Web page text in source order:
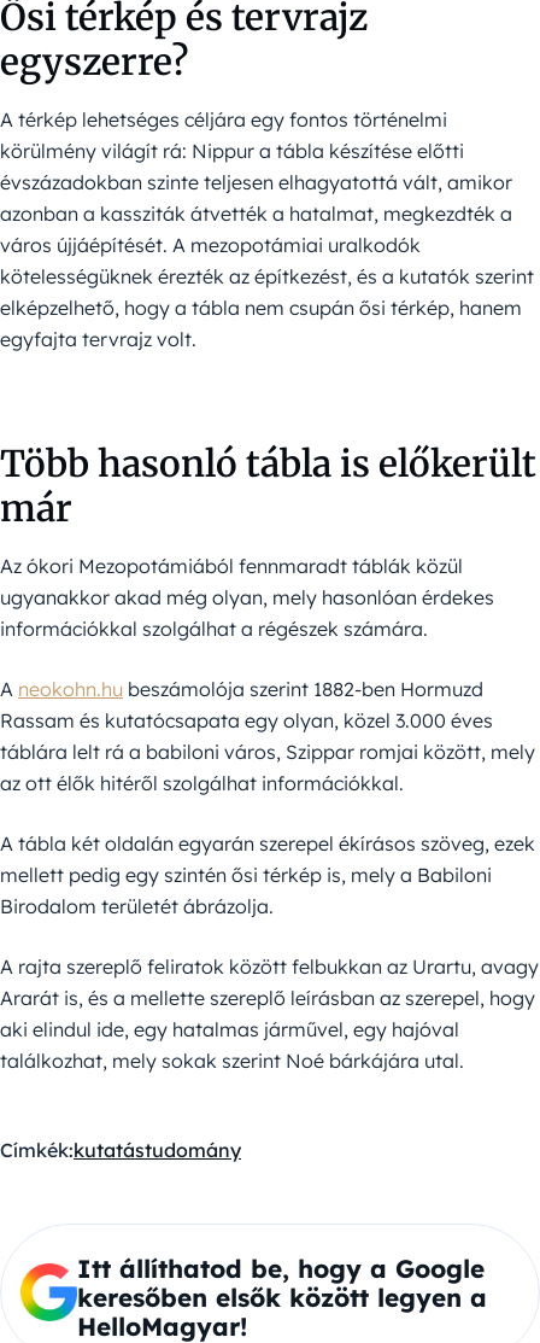
Ősi térkép és tervrajz
egyszerre?
A térkép lehetséges céljára egy fontos történelmi
körülmény világít rá: Nippur a tábla készítése előtti
évszázadokban szinte teljesen elhagyatottá vált, amikor
azonban a kassziták átvették a hatalmat, megkezdték a
város újjáépítését. A mezopotámiai uralkodók
kötelességüknek érezték az építkezést, és a kutatók szerint
elképzelhető, hogy a tábla nem csupán ősi térkép, hanem
egyfajta tervrajz volt.
Több hasonló tábla is előkerült
már
Az ókori Mezopotámiából fennmaradt táblák közül
ugyanakkor akad még olyan, mely hasonlóan érdekes
információkkal szolgálhat a régészek számára.
A neokohn.hu beszámolója szerint 1882-ben Hormuzd
Rassam és kutatócsapata egy olyan, közel 3.000 éves
táblára lelt rá a babiloni város, Szippar romjai között, mely
az ott élők hitéről szolgálhat információkkal.
A tábla két oldalán egyarán szerepel ékírásos szöveg, ezek
mellett pedig egy szintén ősi térkép is, mely a Babiloni
Birodalom területét ábrázolja.
A rajta szereplő feliratok között felbukkan az Urartu, avagy
Ararát is, és a mellette szereplő leírásban az szerepel, hogy
aki elindul ide, egy hatalmas járművel, egy hajóval
találkozhat, mely sokak szerint Noé bárkájára utal.
Címkék:kutatástudomány
Itt állíthatod be, hogy a Google
keresőben elsők között legyen a
HelloMagyar!